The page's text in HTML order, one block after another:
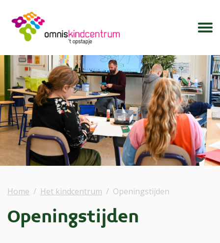
Home Het kindcentrum Openingstijden
Openingstijden